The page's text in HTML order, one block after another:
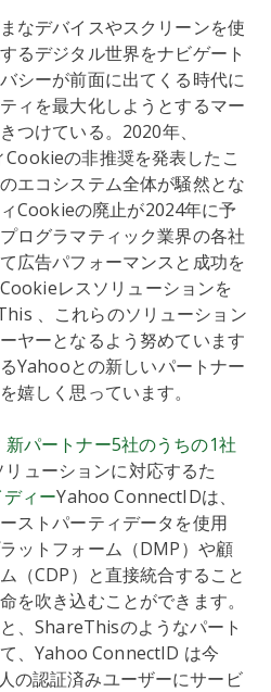
なデバイスやスクリーンを使
るデジタル世界をナビゲート
シーが前面に出てくる時代に
ィを最大化しようとするマー
つけている。2020年、
の非推奨を発表したこ
エコシステム全体が騒然とな
Cookieの廃止が2024年に予
ログラマティック業界の各社
広告パフォーマンスと成功を
レスソリューションを
、これらのソリューション
ヤーとなるよう努めています
Yahooとの新しいパートナー
嬉しく思っています。
新パートナー5社のうちの1社
ューションに対応するた
ィーYahoo ConnectIDは、
ストパーティデータを使用
ットフォーム（DMP）や顧
（CDP）と直接統合すること
を吹き込むことができます。
、ShareThisのようなパート
、Yahoo ConnectID は今
の認証済みユーザーにサービ